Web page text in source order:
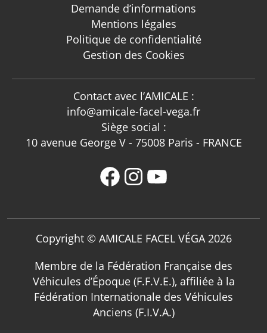
Demande d’informations
Mentions légales
Politique de confidentialité
Gestion des Cookies
Contact avec l’AMICALE :
info@amicale-facel-vega.fr
Siège social :
10 avenue George V - 75008 Paris - FRANCE
Copyright © AMICALE FACEL VÉGA 2026
Membre de la Fédération Française des
Véhicules d’Époque (F.F.V.E.), affiliée à la
Fédération Internationale des Véhicules
Anciens (F.I.V.A.)